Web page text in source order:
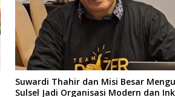
Suwardi Thahir dan Misi Besar
Sulsel Jadi Organisasi Modern dan